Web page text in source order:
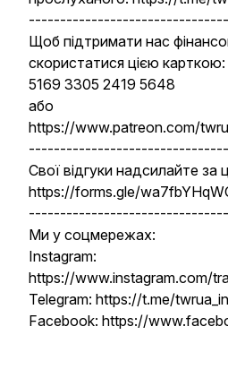
Щоб підтримати нас
скористатися цією карткою:
5169 3305 2419 5648
або
https://www.patreon.com/
Свої відгуки надсилайте
https://forms.gle/
Ми у соцмережах:
Instagram:
https://www.instagram.com/
Telegram: https://t.me/
Facebook: https://